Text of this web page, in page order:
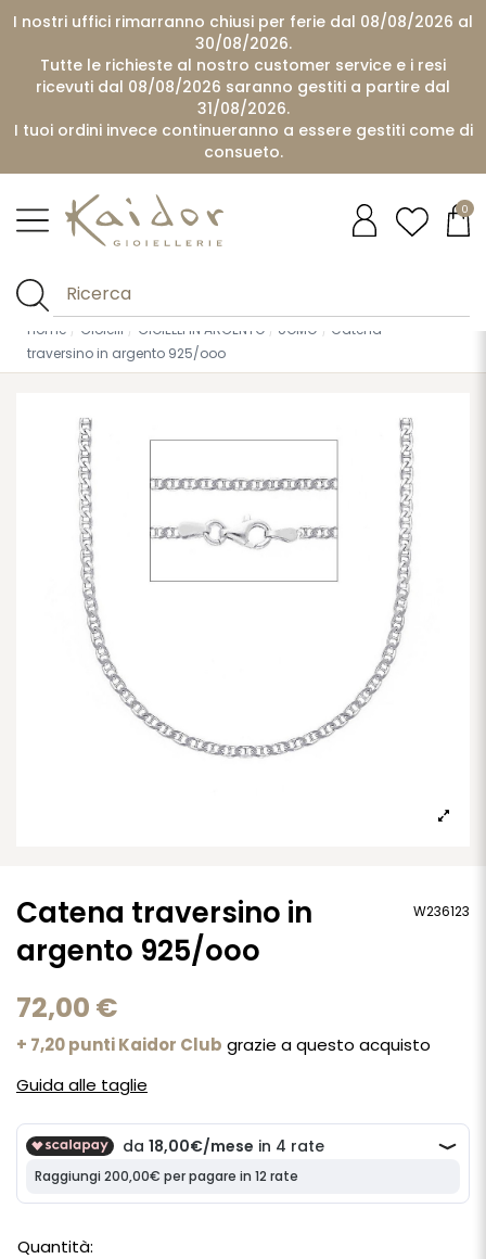
I nostri uffici rimarranno chiusi per ferie dal 08/08/2026 al
30/08/2026.
Tutte le richieste al nostro customer service e i resi
ricevuti dal 08/08/2026 saranno gestiti a partire dal
31/08/2026.
I tuoi ordini invece continueranno a essere gestiti come di
consueto.
0
Home Gioielli GIOIELLI IN ARGENTO UOMO
Catena
traversino in argento 925/ooo
Catena traversino in
argento 925/ooo
W236123
72,00 €
+ 7,20 punti Kaidor Club grazie a questo acquisto
Guida alle taglie
Quantità: